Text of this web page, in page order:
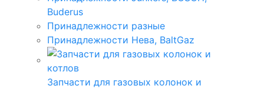
Buderus
Принадлежности разные
Принадлежности Нева, BaltGaz
Запчасти для газовых колонок и